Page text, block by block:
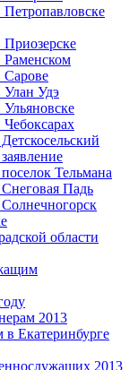
Сарове
Удэ
Тельмана
Падь
области
2013
Екатеринбурге
2013